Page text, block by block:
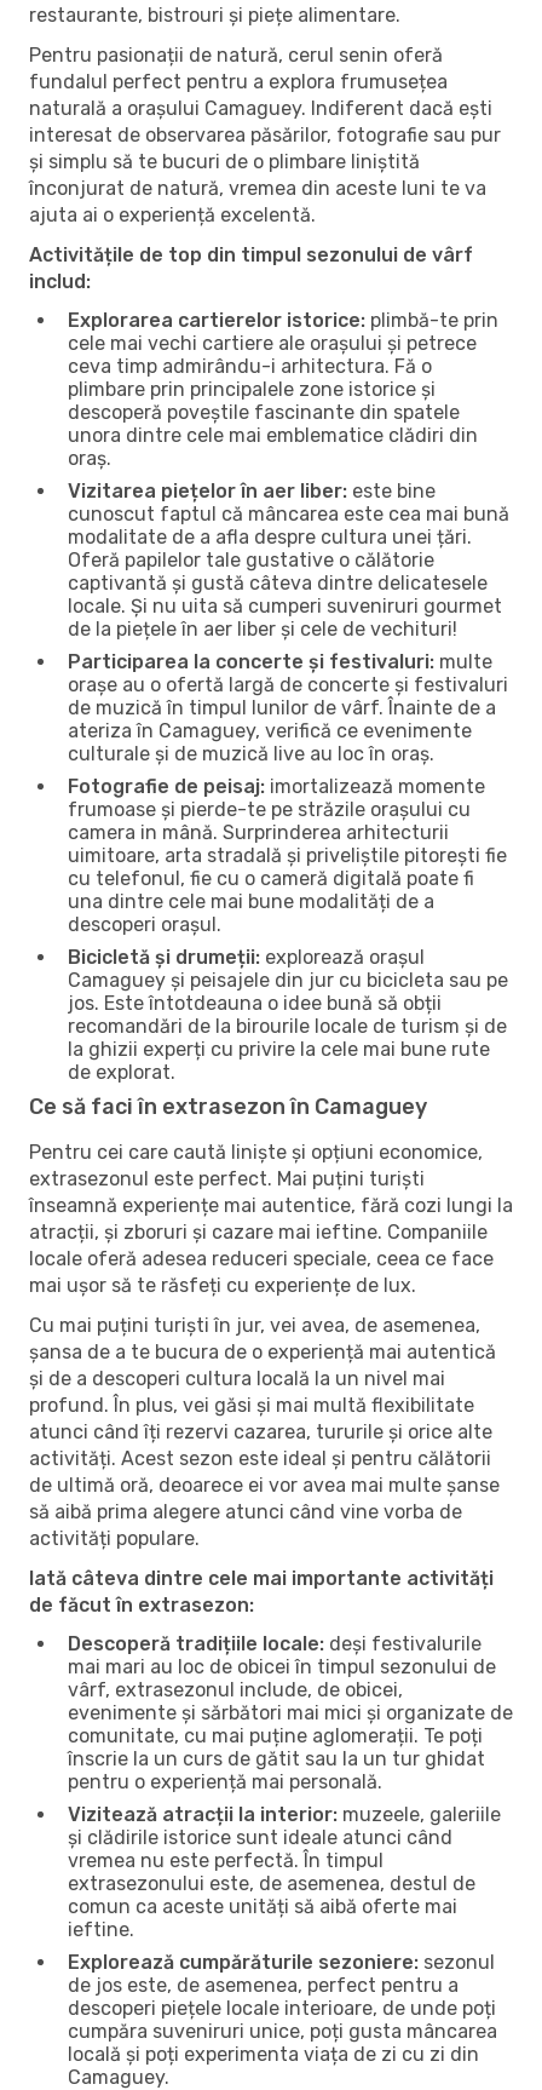
restaurante, bistrouri și piețe alimentare.
Pentru pasionații de natură, cerul senin oferă
fundalul perfect pentru a explora frumusețea
naturală a orașului Camaguey. Indiferent dacă ești
interesat de observarea păsărilor, fotografie sau pur
și simplu să te bucuri de o plimbare liniștită
înconjurat de natură, vremea din aceste luni te va
ajuta ai o experiență excelentă.
Activitățile de top din timpul sezonului de vârf
includ:
Explorarea cartierelor istorice: plimbă-te prin
cele mai vechi cartiere ale orașului și petrece
ceva timp admirându-i arhitectura. Fă o
plimbare prin principalele zone istorice și
descoperă poveștile fascinante din spatele
unora dintre cele mai emblematice clădiri din
oraș.
Vizitarea piețelor în aer liber: este bine
cunoscut faptul că mâncarea este cea mai bună
modalitate de a afla despre cultura unei țări.
Oferă papilelor tale gustative o călătorie
captivantă și gustă câteva dintre delicatesele
locale. Și nu uita să cumperi suveniruri gourmet
de la piețele în aer liber și cele de vechituri!
Participarea la concerte și festivaluri: multe
orașe au o ofertă largă de concerte și festivaluri
de muzică în timpul lunilor de vârf. Înainte de a
ateriza în Camaguey, verifică ce evenimente
culturale și de muzică live au loc în oraș.
Fotografie de peisaj: imortalizează momente
frumoase și pierde-te pe străzile orașului cu
camera in mână. Surprinderea arhitecturii
uimitoare, arta stradală și priveliștile pitorești fie
cu telefonul, fie cu o cameră digitală poate fi
una dintre cele mai bune modalități de a
descoperi orașul.
Bicicletă și drumeții: explorează orașul
Camaguey și peisajele din jur cu bicicleta sau pe
jos. Este întotdeauna o idee bună să obții
recomandări de la birourile locale de turism și de
la ghizii experți cu privire la cele mai bune rute
de explorat.
Ce să faci în extrasezon în Camaguey
Pentru cei care caută liniște și opțiuni economice,
extrasezonul este perfect. Mai puțini turiști
înseamnă experiențe mai autentice, fără cozi lungi la
atracții, și zboruri și cazare mai ieftine. Companiile
locale oferă adesea reduceri speciale, ceea ce face
mai ușor să te răsfeți cu experiențe de lux.
Cu mai puțini turiști în jur, vei avea, de asemenea,
șansa de a te bucura de o experiență mai autentică
și de a descoperi cultura locală la un nivel mai
profund. În plus, vei găsi și mai multă flexibilitate
atunci când îți rezervi cazarea, tururile și orice alte
activități. Acest sezon este ideal și pentru călătorii
de ultimă oră, deoarece ei vor avea mai multe șanse
să aibă prima alegere atunci când vine vorba de
activități populare.
Iată câteva dintre cele mai importante activități
de făcut în extrasezon:
Descoperă tradițiile locale: deși festivalurile
mai mari au loc de obicei în timpul sezonului de
vârf, extrasezonul include, de obicei,
evenimente și sărbători mai mici și organizate de
comunitate, cu mai puține aglomerații. Te poți
înscrie la un curs de gătit sau la un tur ghidat
pentru o experiență mai personală.
Vizitează atracții la interior: muzeele, galeriile
și clădirile istorice sunt ideale atunci când
vremea nu este perfectă. În timpul
extrasezonului este, de asemenea, destul de
comun ca aceste unități să aibă oferte mai
ieftine.
Explorează cumpărăturile sezoniere: sezonul
de jos este, de asemenea, perfect pentru a
descoperi piețele locale interioare, de unde poți
cumpăra suveniruri unice, poți gusta mâncarea
locală și poți experimenta viața de zi cu zi din
Camaguey.